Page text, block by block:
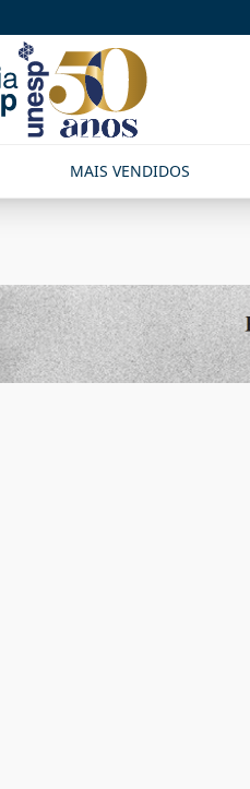
MAIS VENDIDOS